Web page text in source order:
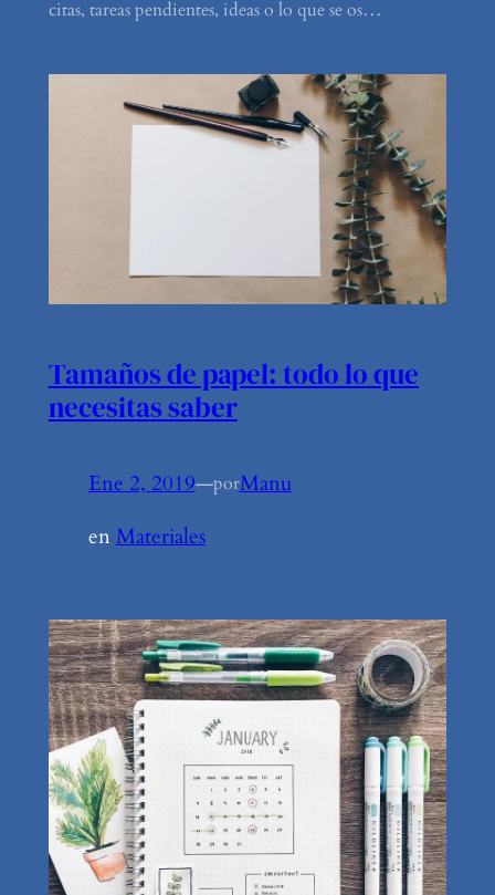
citas, tareas pendientes, ideas o lo que se os…
Tamaños de papel: todo lo que
necesitas saber
Ene 2, 2019—porManu
enMateriales